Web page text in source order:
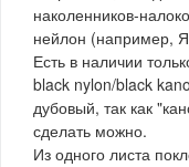
наколенников-
нейлон (например,
Есть в наличии
black nylon/black
дубовый, так как
сделать можно.
Из одного листа